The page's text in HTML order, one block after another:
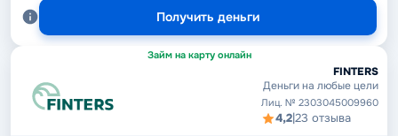
Получить деньги
Займ на карту онлайн
FINTERS
Деньги на любые цели
Лиц. № 2303045009960
4,2|23 отзыва